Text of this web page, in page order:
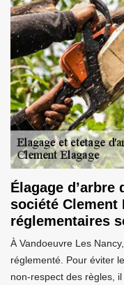
Élagage d’arbre
société Clement
réglementaires
À Vandoeuvre Les
réglementé. Pour éviter
non-respect des règles,